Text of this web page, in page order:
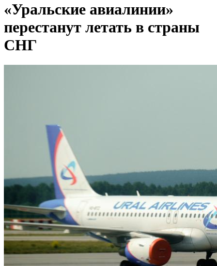
«Уральские авиалинии»
перестанут летать в страны
СНГ